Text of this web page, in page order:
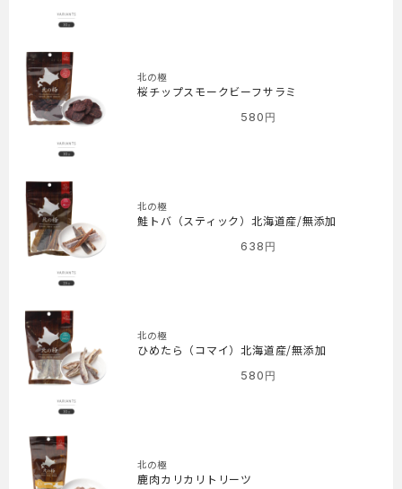
北の極
桜チップスモークビーフサラミ
580 円
北の極
鮭トバ（スティック）北海道産/無添加
638 円
北の極
ひめたら（コマイ）北海道産/無添加
580 円
北の極
鹿肉カリカリトリーツ